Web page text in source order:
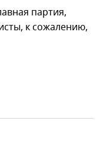
партия,
к сожалению,